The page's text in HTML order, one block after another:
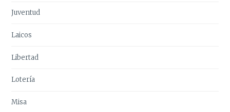
Juventud
Laicos
Libertad
Lotería
Misa